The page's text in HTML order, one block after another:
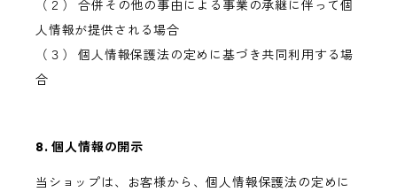
（２） 合併その他の事由による事業の承継に伴って個
人情報が提供される場合
（３） 個人情報保護法の定めに基づき共同利用する場
合
8. 個人情報の開示
当ショップは、お客様から、個人情報保護法の定めに